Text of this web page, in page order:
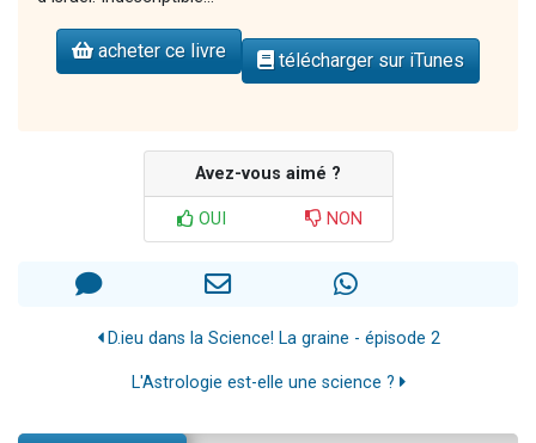
acheter ce livre télécharger sur iTunes
Avez-vous aimé ?
OUI NON
D.ieu dans la Science! La graine - épisode 2
L'Astrologie est-elle une science ?